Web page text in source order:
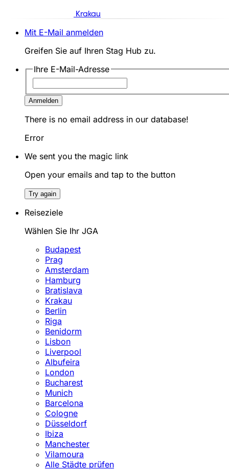
Krakau
Mit E-Mail anmelden
Greifen Sie auf Ihren Stag Hub zu.
Ihre E-Mail-Adresse
Anmelden
There is no email address in our database!
Error
We sent you the magic link
Open your emails and tap to the button
Try again
Reiseziele
Wählen Sie Ihr JGA
Budapest
Prag
Amsterdam
Hamburg
Bratislava
Krakau
Berlin
Riga
Benidorm
Lisbon
Liverpool
Albufeira
London
Bucharest
Munich
Barcelona
Cologne
Düsseldorf
Ibiza
Manchester
Vilamoura
Alle Städte prüfen